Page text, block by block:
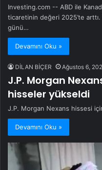
Investing.com -- ABD ile
ticaretinin değeri 2025’te
günü…
Devamını Oku »
DİLAN BİÇER Ağustos 6,
J.P. Morgan
hisseler yükseldi
J.P. Morgan Nexans hissesi
Devamını Oku »